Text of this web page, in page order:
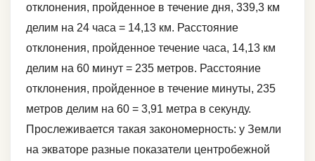
отклонения, пройденное в течение дня, 339,3 км
делим на 24 часа = 14,13 км. Расстояние
отклонения, пройденное течение часа, 14,13 км
делим на 60 минут = 235 метров. Расстояние
отклонения, пройденное в течение минуты, 235
метров делим на 60 = 3,91 метра в секунду.
Прослеживается такая закономерность: у Земли
на экваторе разные показатели центробежной